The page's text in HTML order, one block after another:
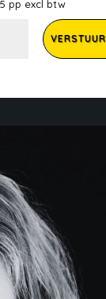
pp excl btw
VERSTUUR